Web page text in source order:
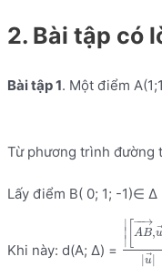
2. Bài tập có
Bài tập 1. Một điểm
Từ phương trình đường
Lấy điểm B( 0; 1; -1)∈ Δ
Khi này: d(A; Δ) =
∣
∣
∣ [AB
−→
−
,u
|u⃗